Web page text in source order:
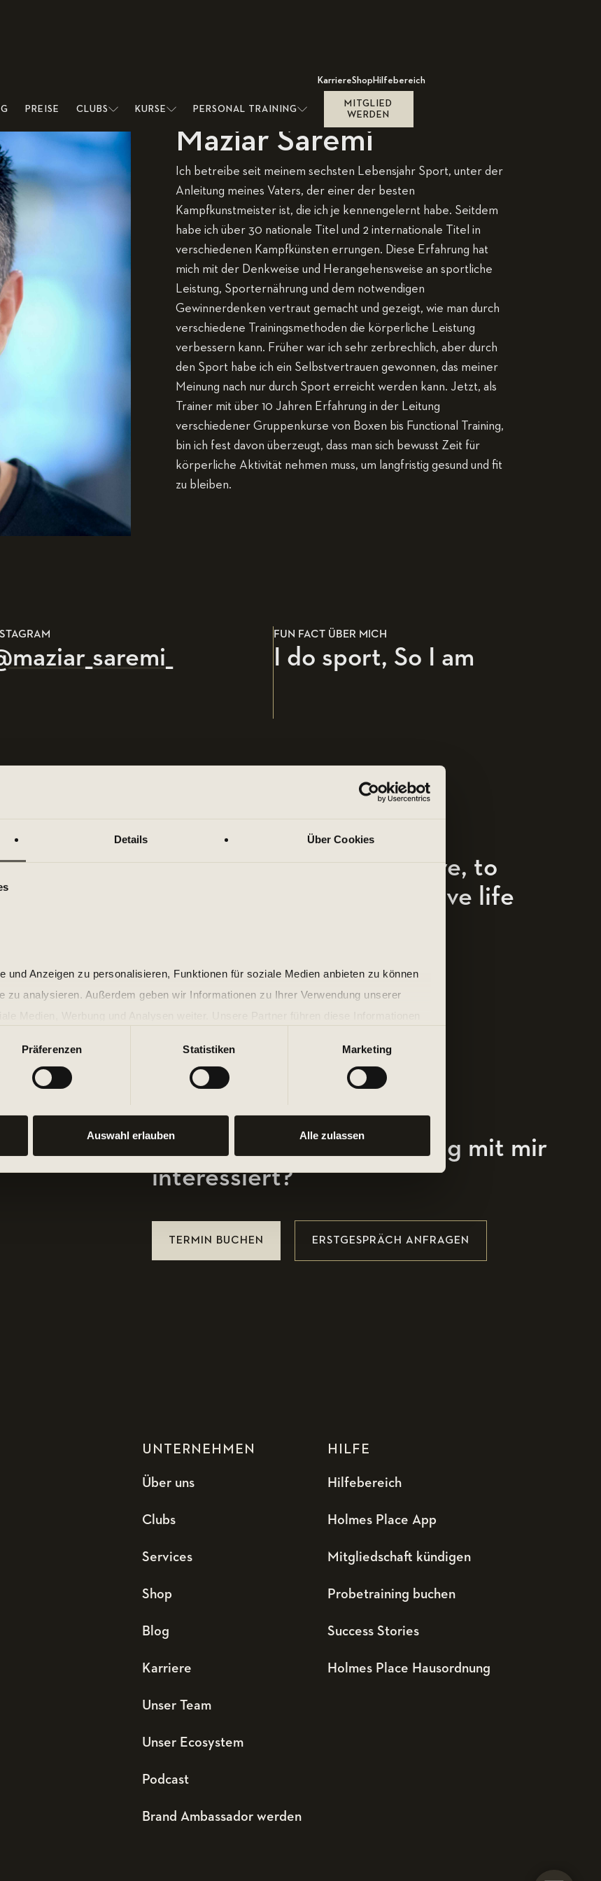
Details Über Cookies
und Anzeigen zu personalisieren, Funktionen für soziale Medien anbieten zu können
zu analysieren. Außerdem geben wir Informationen zu Ihrer Verwendung unserer
Präferenzen Statistiken Marketing
Auswahl erlauben Alle zulassen
KarriereShop Hilfebereich
PREISE CLUBS KURSE PERSONAL TRAINING
MITGLIED
WERDEN
Maziar Saremi
Ich betreibe seit meinem sechsten Lebensjahr Sport, unter der
Anleitung meines Vaters, der einer der besten
Kampfkunstmeister ist, die ich je kennengelernt habe. Seitdem
habe ich über 30 nationale Titel und 2 internationale Titel in
verschiedenen Kampfkünsten errungen. Diese Erfahrung hat
mich mit der Denkweise und Herangehensweise an sportliche
Leistung, Sporternährung und dem notwendigen
Gewinnerdenken vertraut gemacht und gezeigt, wie man durch
verschiedene Trainingsmethoden die körperliche Leistung
verbessern kann. Früher war ich sehr zerbrechlich, aber durch
den Sport habe ich ein Selbstvertrauen gewonnen, das meiner
Meinung nach nur durch Sport erreicht werden kann. Jetzt, als
Trainer mit über 10 Jahren Erfahrung in der Leitung
verschiedener Gruppenkurse von Boxen bis Functional Training,
bin ich fest davon überzeugt, dass man sich bewusst Zeit für
körperliche Aktivität nehmen muss, um langfristig gesund und fit
zu bleiben.
FUN FACT ÜBER MICH
I do sport, So I am
MEIN MOTIVATIONSSPRUCH
To learn is to live, to
educate is to give life
Bist du an Personal Training mit mir
interessiert?
TERMIN BUCHEN ERSTGESPRÄCH ANFRAGEN
UNTERNEHMEN
Über uns
Clubs
Services
Shop
Blog
Karriere
Unser Team
Unser Ecosystem
Podcast
Brand Ambassador werden
HILFE
Hilfebereich
Holmes Place App
Mitgliedschaft kündigen
Probetraining buchen
Success Stories
Holmes Place Hausordnung